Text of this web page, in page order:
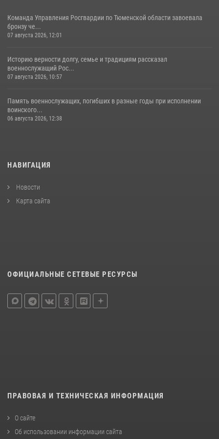
Команда Управления Росгвардии по Тюменской области завоевала
бронзу че...
07 августа 2026, 12:01
Историю верности долгу, семье и традициям рассказал
военнослужащий Рос...
07 августа 2026, 10:57
Память военнослужащих, погибших в разные годы при исполнении
воинского...
06 августа 2026, 12:38
НАВИГАЦИЯ
Новости
Карта сайта
ОФИЦИАЛЬНЫЕ СЕТЕВЫЕ РЕСУРСЫ
ПРАВОВАЯ И ТЕХНИЧЕСКАЯ ИНФОРМАЦИЯ
О сайте
Об использовании информации сайта